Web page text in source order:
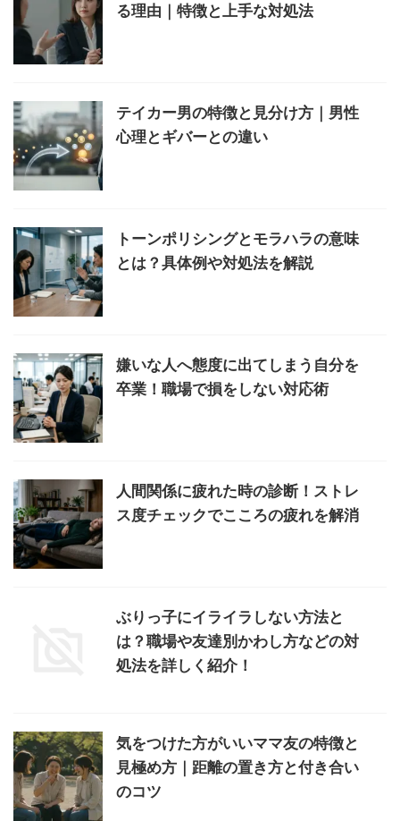
る理由｜特徴と上手な対処法
テイカー男の特徴と見分け方｜男性
心理とギバーとの違い
トーンポリシングとモラハラの意味
とは？具体例や対処法を解説
嫌いな人へ態度に出てしまう自分を
卒業！職場で損をしない対応術
人間関係に疲れた時の診断！ストレ
ス度チェックでこころの疲れを解消
ぶりっ子にイライラしない方法と
は？職場や友達別かわし方などの対
処法を詳しく紹介！
気をつけた方がいいママ友の特徴と
見極め方｜距離の置き方と付き合い
のコツ